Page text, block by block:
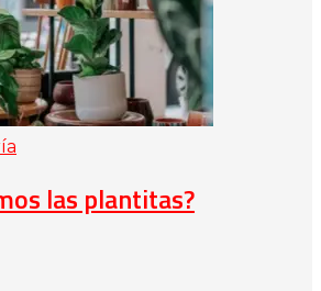
las plantitas?